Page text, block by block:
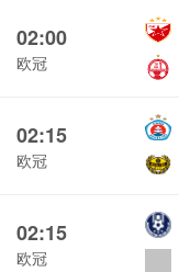
02:00
欧冠
02:15
欧冠
02:15
欧冠